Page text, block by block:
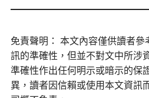
免責聲明： 本文內容僅供讀者參
訊的準確性，但並不對文中所涉
準確性作出任何明示或暗示的保
異，讀者因信賴或使用本文資訊